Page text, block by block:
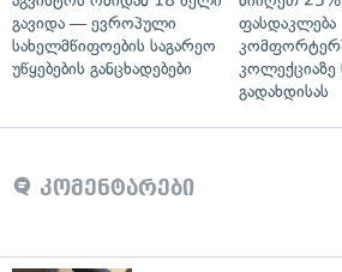
გავიდა — ევროპული
სახელმწიფოების საგარეო
უწყებების განცხადებები
ფასდაკლება
კოლექციაზე
გადახდისას
კომენტარები